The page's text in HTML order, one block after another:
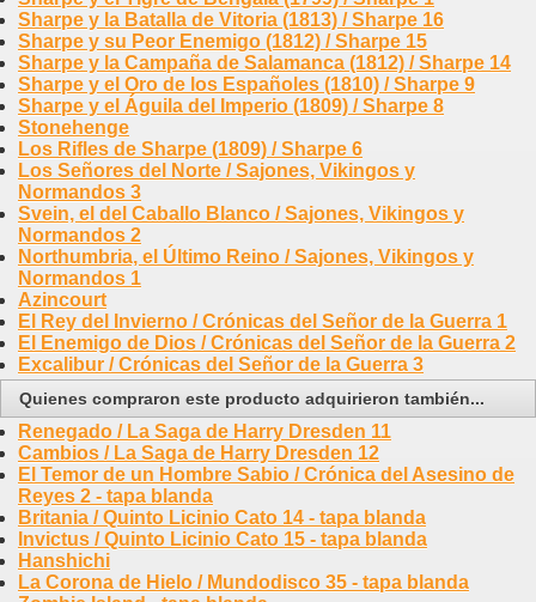
Sharpe y la Batalla de Vitoria (1813) / Sharpe 16
Sharpe y su Peor Enemigo (1812) / Sharpe 15
Sharpe y la Campaña de Salamanca (1812) / Sharpe 14
Sharpe y el Oro de los Españoles (1810) / Sharpe 9
Sharpe y el Águila del Imperio (1809) / Sharpe 8
Stonehenge
Los Rifles de Sharpe (1809) / Sharpe 6
Los Señores del Norte / Sajones, Vikingos y
Normandos 3
Svein, el del Caballo Blanco / Sajones, Vikingos y
Normandos 2
Northumbria, el Último Reino / Sajones, Vikingos y
Normandos 1
Azincourt
El Rey del Invierno / Crónicas del Señor de la Guerra 1
El Enemigo de Dios / Crónicas del Señor de la Guerra 2
Excalibur / Crónicas del Señor de la Guerra 3
Quienes compraron este producto adquirieron también...
Renegado / La Saga de Harry Dresden 11
Cambios / La Saga de Harry Dresden 12
El Temor de un Hombre Sabio / Crónica del Asesino de
Reyes 2 - tapa blanda
Britania / Quinto Licinio Cato 14 - tapa blanda
Invictus / Quinto Licinio Cato 15 - tapa blanda
Hanshichi
La Corona de Hielo / Mundodisco 35 - tapa blanda